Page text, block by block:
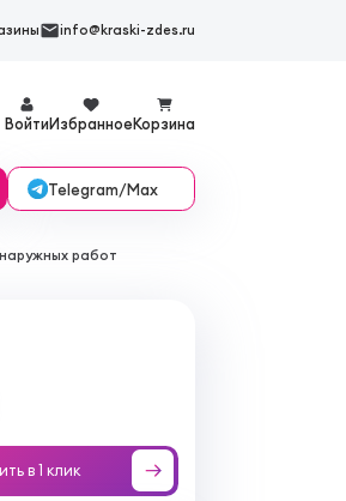
info@kraski-zdes.ru
ВойтиИзбранноеКорзина
Telegram/Max
наружных работ
в 1 клик